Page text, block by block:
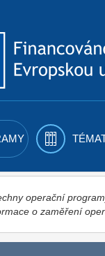
operační
o zaměření